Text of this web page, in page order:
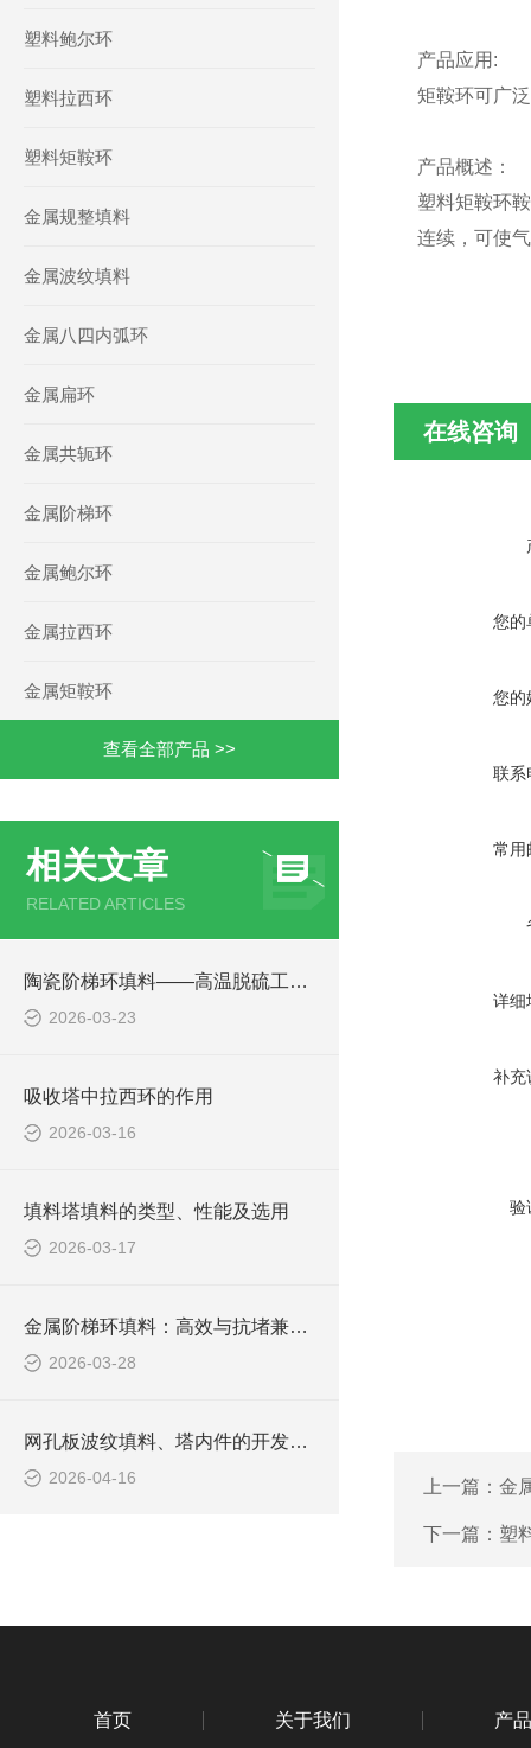
塑料鲍尔环
塑料拉西环
塑料矩鞍环
金属规整填料
金属波纹填料
金属八四内弧环
金属扁环
金属共轭环
金属阶梯环
金属鲍尔环
金属拉西环
金属矩鞍环
查看全部产品 >>
相关文章
RELATED ARTICLES
陶瓷阶梯环填料——高温脱硫工况专用耐磨抗腐填料
2026-03-23
吸收塔中拉西环的作用
2026-03-16
填料塔填料的类型、性能及选用
2026-03-17
金属阶梯环填料：高效与抗堵兼备的化工 “全能选手”
2026-03-28
网孔板波纹填料、塔内件的开发应用
2026-04-16
产品应用 :
矩鞍环可广
产品概述：
塑料矩鞍环
连续，可使
在线咨询
您的
您的
联系
常用
详细
补充
验
上一篇： 金
下一篇： 塑
首页 关于我们 产